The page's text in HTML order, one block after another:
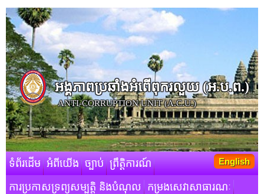
អង្គភាពប្រឆាំងអំពើពុករលួយ​ (អ.ប.ព.)
ANTI-CORRUPTION UNIT (A.C.U.)
ទំព័រដើម អំពីយើង ច្បាប់ ព្រឹត្តិការណ៍
ការប្រកាសទ្រព្យសម្បត្តិ និងបំណុល កម្រងសេវាសាធារណៈ
English